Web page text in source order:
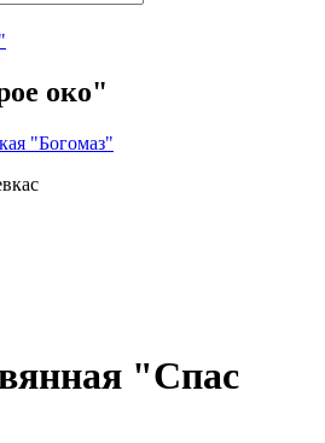
око"
"Богомаз"
"Спас